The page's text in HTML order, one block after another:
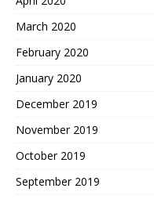
March 2020
February 2020
January 2020
December 2019
November 2019
October 2019
September 2019